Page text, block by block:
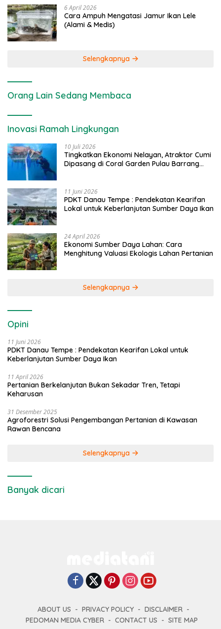
6 April 2026
Cara Ampuh Mengatasi Jamur Ikan Lele
(Alami & Medis)
Selengkapnya
Orang Lain Sedang Membaca
Inovasi Ramah Lingkungan
10 Juli 2026
Tingkatkan Ekonomi Nelayan, Atraktor Cumi
Dipasang di Coral Garden Pulau Barrang
11 Juni 2026
PDKT Danau Tempe : Pendekatan Kearifan
Lokal untuk Keberlanjutan Sumber Daya Ikan
24 April 2026
Ekonomi Sumber Daya Lahan: Cara
Menghitung Valuasi Ekologis Lahan Pertanian
Selengkapnya
Opini
11 Juni 2026
PDKT Danau Tempe : Pendekatan Kearifan Lokal untuk
Keberlanjutan Sumber Daya Ikan
11 April 2026
Pertanian Berkelanjutan Bukan Sekadar Tren, Tetapi
Keharusan
31 Desember 2025
Agroforestri Solusi Pengembangan Pertanian di Kawasan
Rawan Bencana
Selengkapnya
Banyak dicari
ABOUT US PRIVACY POLICY
DISCLAIMER
PEDOMAN MEDIA CYBER
CONTACT US
SITE MAP